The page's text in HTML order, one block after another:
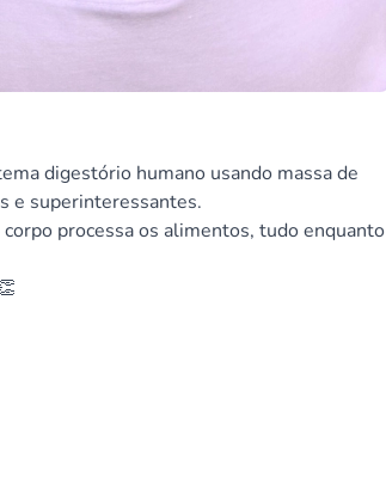
digestório humano usando massa de
e superinteressantes.
processa os alimentos, tudo enquanto